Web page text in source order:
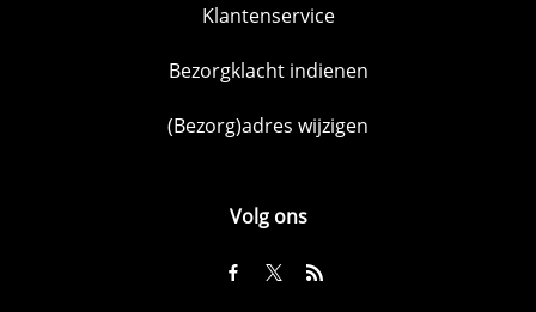
Klantenservice
Bezorgklacht indienen
(Bezorg)adres wijzigen
Volg ons